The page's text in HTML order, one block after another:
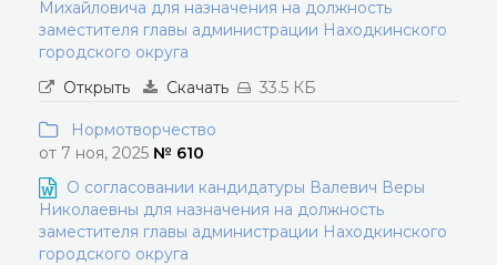
Михайловича для назначения на должность
заместителя главы администрации Находкинского
городского округа
Открыть
Скачать 33.5 КБ
Нормотворчество
от 7 ноя, 2025 № 610
О согласовании кандидатуры Валевич Веры
Николаевны для назначения на должность
заместителя главы администрации Находкинского
городского округа